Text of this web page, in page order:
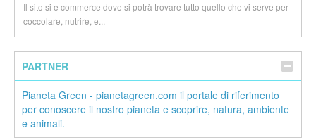
Il sito si e commerce dove si potrà trovare tutto quello che vi serve per
coccolare, nutrire, e...
PARTNER
Pianeta Green - pianetagreen.com il portale di riferimento
per conoscere il nostro pianeta e scoprire, natura, ambiente
e animali.